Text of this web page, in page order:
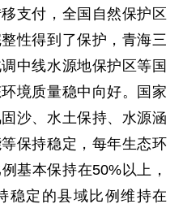
支付，全国自然保护区
性得到了保护，青海三
中线水源地保护区等国
境质量稳中向好。国家
沙、水土保持、水源涵
保持稳定，每年生态环
基本保持在50%以上，
稳定的县域比例维持在